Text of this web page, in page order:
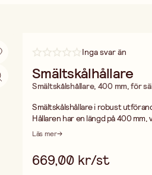
Inga svar än
Smältskålhållare
Smältskålshållare, 400 mm, för
Smältskålshållare i robust
Hållaren har en längd på 400
arbetsmiljö.
skaften gör det enkelt att föra
Läs mer
669,00 kr/st